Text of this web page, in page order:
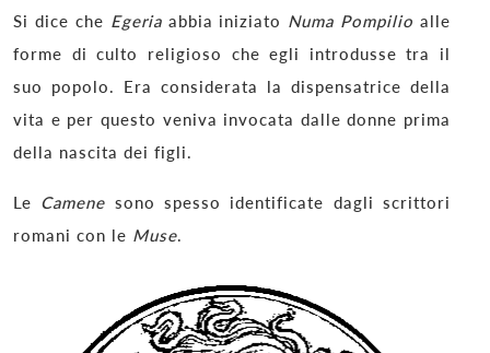
Si dice che Egeriaabbia iniziato Numa Pompilio alle
forme di culto religioso che egli introdusse tra il
suo popolo. Era considerata la dispensatrice della
vita e per questo veniva invocata dalle donne prima
della nascita dei figli.
Le Camene sono spesso identificate dagli scrittori
romani con le Muse.